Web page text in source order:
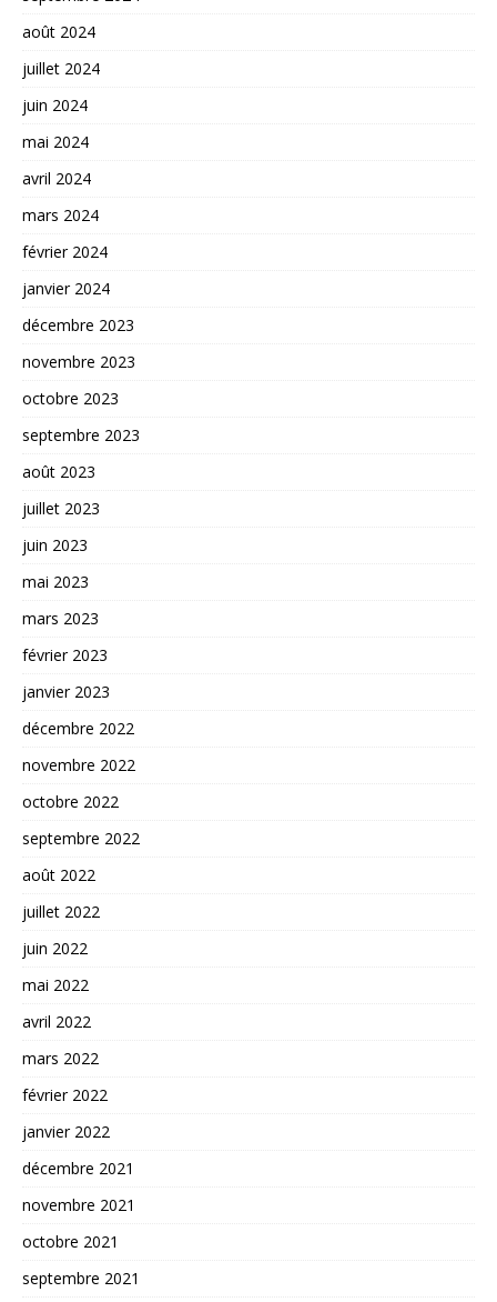
août 2024
juillet 2024
juin 2024
mai 2024
avril 2024
mars 2024
février 2024
janvier 2024
décembre 2023
novembre 2023
octobre 2023
septembre 2023
août 2023
juillet 2023
juin 2023
mai 2023
mars 2023
février 2023
janvier 2023
décembre 2022
novembre 2022
octobre 2022
septembre 2022
août 2022
juillet 2022
juin 2022
mai 2022
avril 2022
mars 2022
février 2022
janvier 2022
décembre 2021
novembre 2021
octobre 2021
septembre 2021